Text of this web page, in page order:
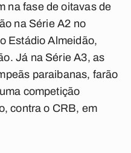
na fase de oitavas de
na Série A2 no
Estádio Almeidão,
Já na Série A3, as
paraibanas, farão
competição
contra o CRB, em